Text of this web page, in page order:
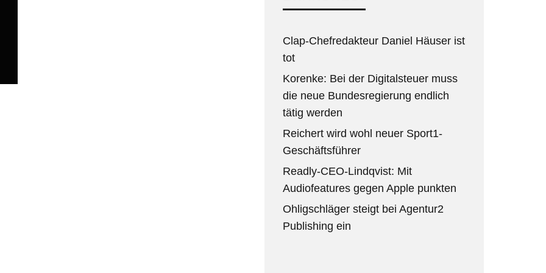
Clap-Chefredakteur Daniel Häuser ist
tot
Korenke: Bei der Digitalsteuer muss
die neue Bundesregierung endlich
tätig werden
Reichert wird wohl neuer Sport1-
Geschäftsführer
Readly-CEO-Lindqvist: Mit
Audiofeatures gegen Apple punkten
Ohligschläger steigt bei Agentur2
Publishing ein